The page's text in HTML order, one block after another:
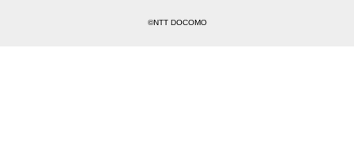
©NTT DOCOMO